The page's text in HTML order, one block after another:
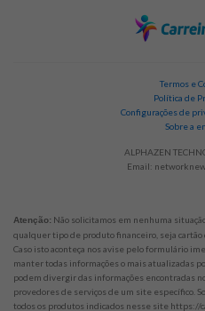
Termos e
Política de
Configurações de
Sobre a
ALPHAZEN
Email:
Atenção: Não solicitamos em nenhuma
qualquer tipo de produto financeiro, seja
Caso isto aconteça nos avise pelo formulário
manter todas informações o mais atualizadas
podem divergir das informações encontradas
provedores de serviços de um site específico.
todos os produtos indicados nesse site https://